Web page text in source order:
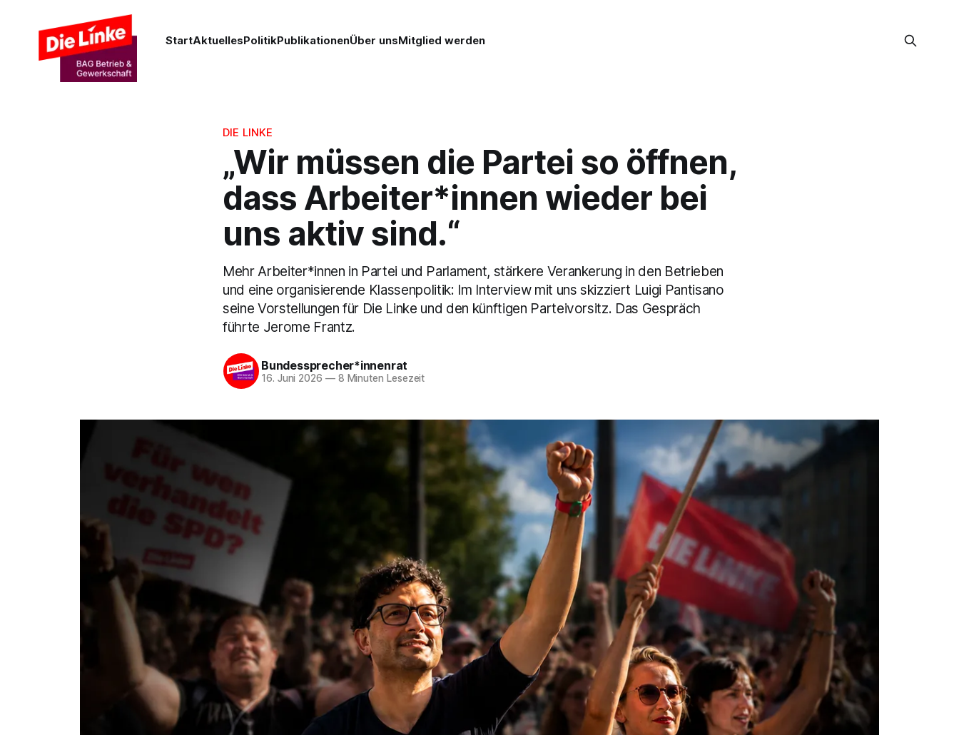
StartAktuellesPolitikPublikationenÜber unsMitglied werden
DIE LINKE
„Wir müssen die Partei so öffnen,
dass Arbeiter*innen wieder bei
uns aktiv sind.“
Mehr Arbeiter*innen in Partei und Parlament, stärkere Verankerung in den Betrieben
und eine organisierende Klassenpolitik: Im Interview mit uns skizziert Luigi Pantisano
seine Vorstellungen für Die Linke und den künftigen Parteivorsitz. Das Gespräch
führte Jerome Frantz.
Bundessprecher*innenrat
16. Juni 2026 —8 Minuten Lesezeit